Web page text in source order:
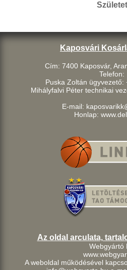
Kaposvári
Cím: 7400 Kaposvár,
Telefon:
Puska Zoltán ügyvezető:
Mihályfalvi Péter technikai
E-mail:
Honlap:
Az oldal arculata,
Webgyártó
A weboldal működésével